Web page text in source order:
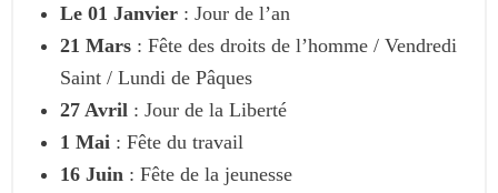
Le 01 Janvier : Jour de l’an
21 Mars : Fête des droits de l’homme / Vendredi
Saint / Lundi de Pâques
27 Avril : Jour de la Liberté
1 Mai : Fête du travail
16 Juin : Fête de la jeunesse